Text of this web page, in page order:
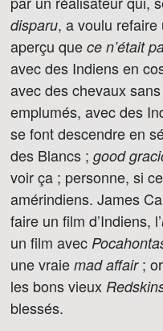
disparu, a voulu refaire
aperçu que ce n’était
avec des Indiens en
avec des chevaux
emplumés, avec des
se font descendre en
des Blancs ; good
voir ça ; personne, si
amérindiens. James
faire un film d’Indiens, l’
un film avec
une vraie mad affair;
les bons vieux
blessés.